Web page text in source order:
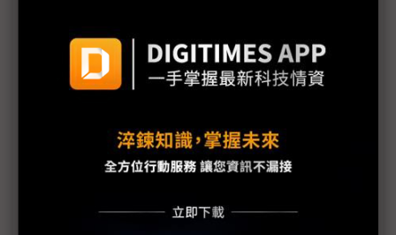
友達衝刺垂直市場 大秀三大場域應用
群創搶上車 新Micro LED技術大進擊
明基材料搶攻車載新視界 Touch Taiwan秀新品
宣德轉投資有成 鑫惟Touch Taiwan顯實力
蘋果按下暫停鍵 台廠Micro LED進程不終止